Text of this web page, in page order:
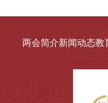
两会简介新闻动态教